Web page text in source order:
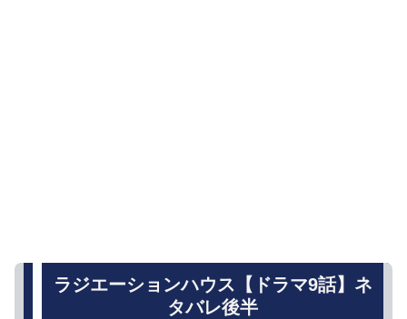
ラジエーションハウス【ドラマ9話】ネ
タバレ後半